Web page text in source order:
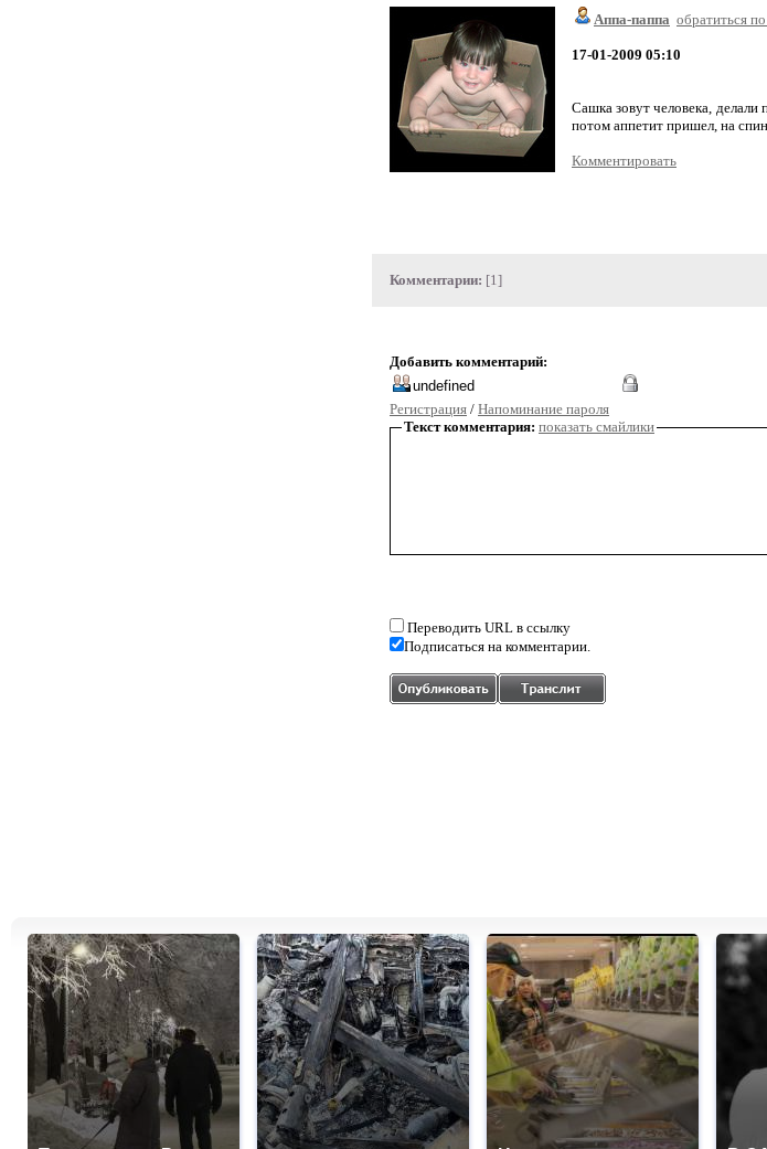
Аппа-паппа обратиться
17-01-2009 05:10
Сашка зовут человека, делали
потом аппетит пришел, на
Комментировать
Комментарии: [1]
Добавить комментарий:
Регистрация / Напоминание пароля
Текст комментария: показать смайлики
Переводить URL в ссылку
Подписаться на комментарии.